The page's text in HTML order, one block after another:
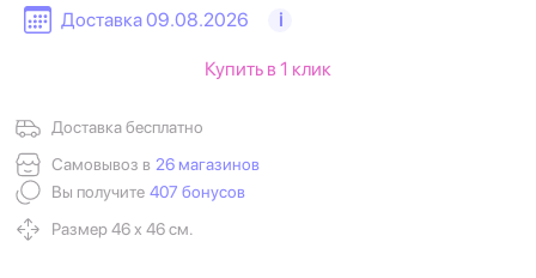
Доставка 09.08.2026 i
Доставка бесплатно
Самовывоз в 26 магазинов
Вы получите 407 бонусов
Размер 46 х 46 см.
Купить в 1 клик